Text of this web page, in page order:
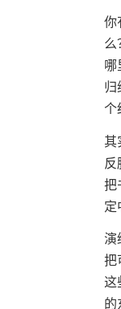
你
哪
个
其
把
定
演
把
这
的